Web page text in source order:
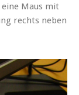
Maus mit
rechts neben